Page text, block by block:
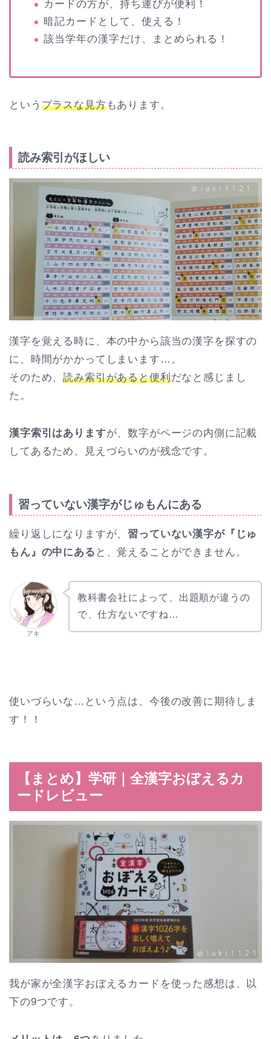
カードの方が、持ち運びが便利！
暗記カードとして、使える！
該当学年の漢字だけ、まとめられる！
という プラスな見方もあります。
読み索引がほしい
漢字を覚える時に、本の中から該当の漢字を探すの
に、時間がかかってしまいます…。
そのため、読み索引があると便利だなと感じまし
た。
漢字索引はありますが、数字がページの内側に記載
してあるため、見えづらいのが残念です。
習っていない漢字がじゅもんにある
繰り返しになりますが、習っていない漢字が『じゅ
もん』の中にある と、覚えることができません。
アキ
教科書会社によって、出題順が違うの
で、仕方ないですね…
使いづらいな…という点は、今後の改善に期待しま
す！！
【まとめ】学研｜全漢字おぼえるカ
ードレビュー
我が家が全漢字おぼえるカードを使った感想は、以
下の9つです。